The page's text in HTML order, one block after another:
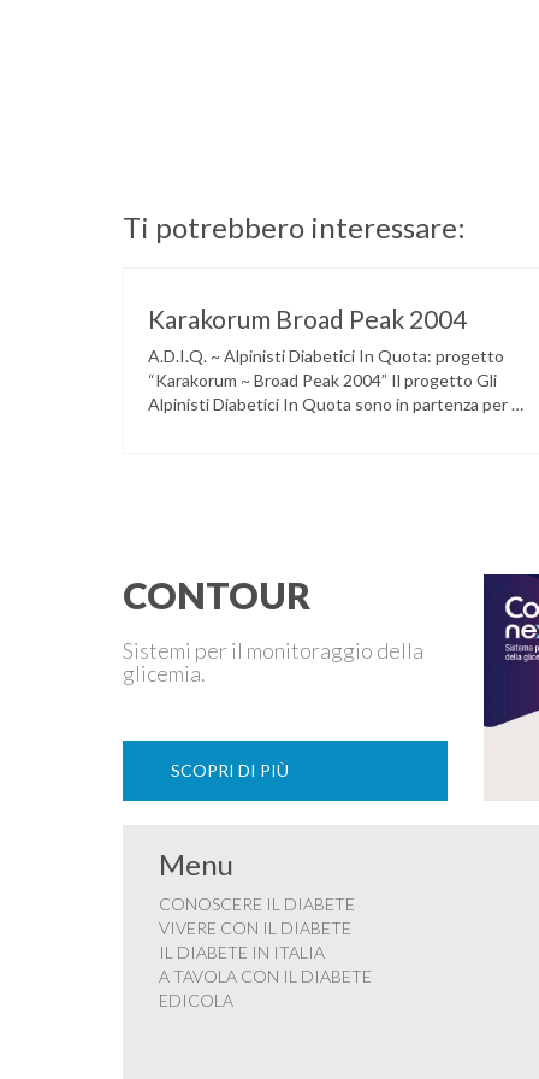
Ti potrebbero interessare:
Karakorum Broad Peak 2004
A.D.I.Q. ~ Alpinisti Diabetici In Quota: progetto
“Karakorum ~ Broad Peak 2004” Il progetto Gli
Alpinisti Diabetici In Quota sono in partenza per un
CONTOUR
Sistemi per il monitoraggio della
glicemia.
SCOPRI DI PIÙ
Menu
CONOSCERE IL DIABETE
VIVERE CON IL DIABETE
IL DIABETE IN ITALIA
A TAVOLA CON IL DIABETE
EDICOLA